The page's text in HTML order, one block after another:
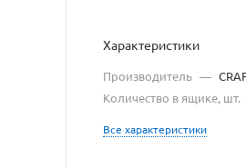
Характеристики
Производитель —
Количество в ящике, шт.
Все характеристики